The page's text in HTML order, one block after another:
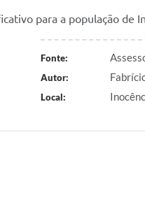
para a população de
Fonte:
Autor:
Local: